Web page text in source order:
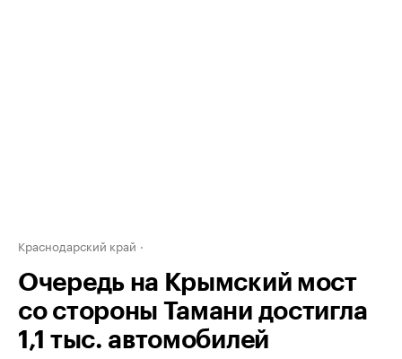
Краснодарский край
Очередь на Крымский мост
со стороны Тамани достигла
1,1 тыс. автомобилей